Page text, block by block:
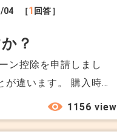
ーンを組んだ場合、
04 ［1 回答］
？
ン控除を申請しまし
が違います。 購入時
てはまるのかよく分
1156 view